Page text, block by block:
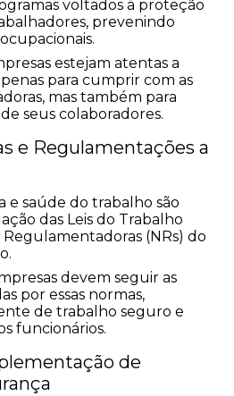
voltados à proteção
prevenindo
estejam atentas a
para cumprir com as
mas também para
seus colaboradores.
e Regulamentações a
e saúde do trabalho são
das Leis do Trabalho
Regulamentadoras (NRs) do
devem seguir as
por essas normas,
de trabalho seguro e
funcionários.
de